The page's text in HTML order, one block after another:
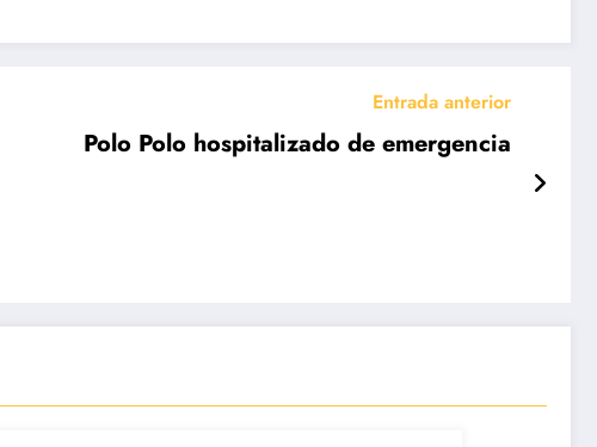
Entrada anterior
Polo Polo hospitalizado de emergencia